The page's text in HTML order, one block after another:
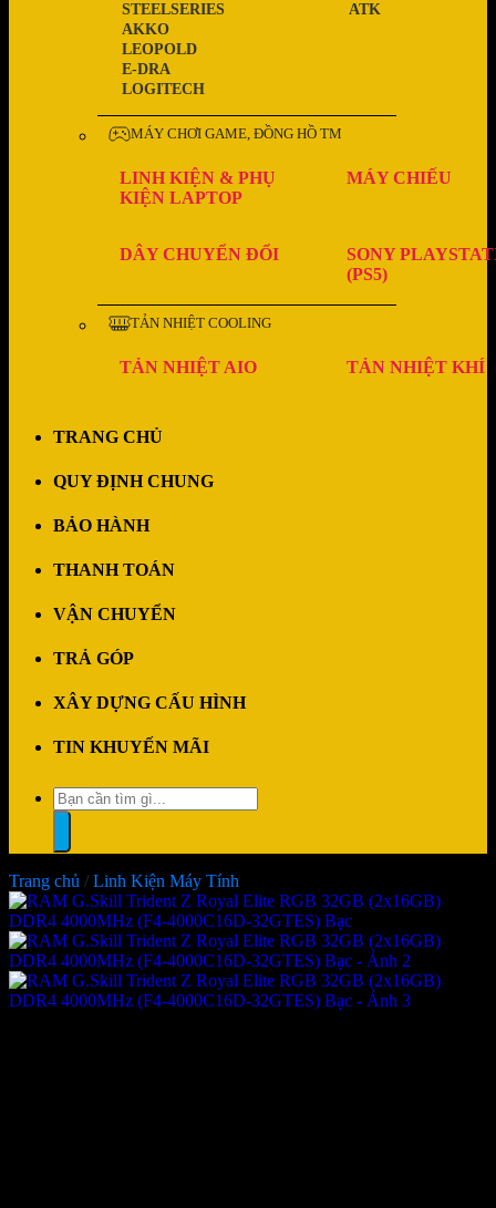
LOGITECH
E-DRA
LEOPOLD
AKKO
STEELSERIES ATK
MÁY CHƠI GAME, ĐỒNG HỒ TM
LINH KIỆN & PHỤ
KIỆN LAPTOP
MÁY CHIẾU
DÂY CHUYỂN ĐỔI
SONY
(PS5)
TẢN NHIỆT COOLING
TẢN NHIỆT AIO TẢN NHIỆT KHÍ
TRANG CHỦ
QUY ĐỊNH CHUNG
BẢO HÀNH
THANH TOÁN
VẬN CHUYỂN
TRẢ GÓP
XÂY DỰNG CẤU HÌNH
TIN KHUYẾN MÃI
Tìm
kiếm:
Trang chủ / Linh Kiện Máy Tính